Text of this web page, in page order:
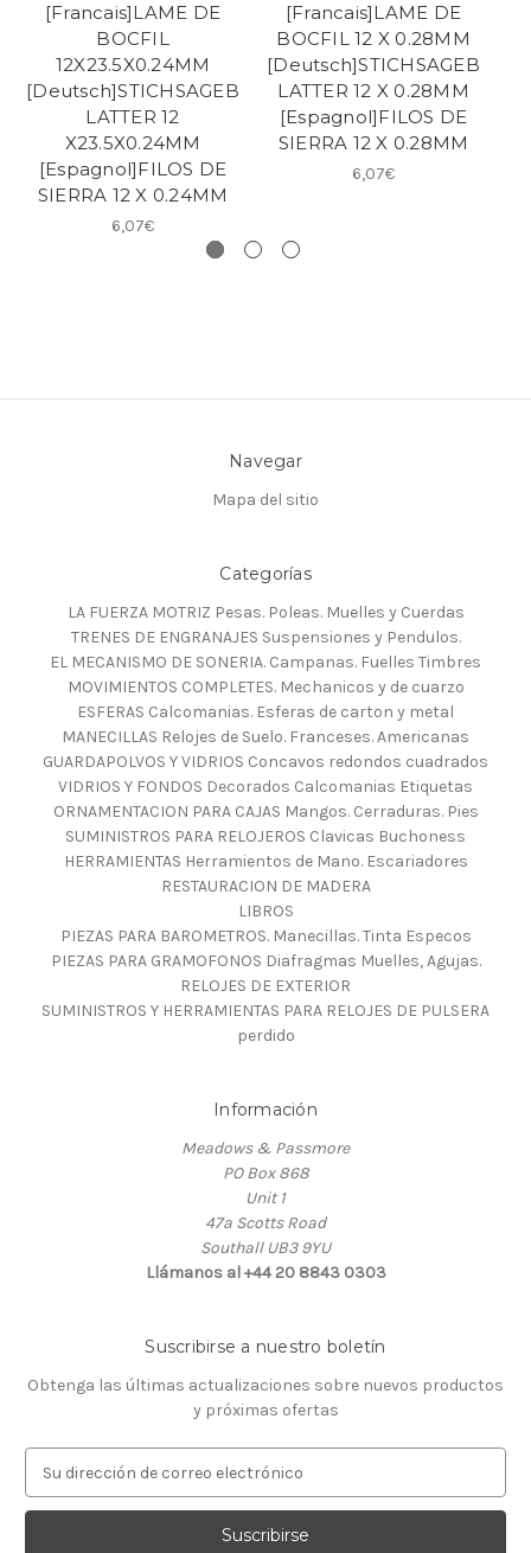
[Francais]LAME DE
BOCFIL
12X23.5X0.24MM
[Deutsch]STICHSAGEB
LATTER 12
X23.5X0.24MM
[Espagnol]FILOS DE
SIERRA 12 X 0.24MM
6,07€
[Francais]LAME DE
BOCFIL 12 X 0.28MM
[Deutsch]STICHSAGEB
LATTER 12 X 0.28MM
[Espagnol]FILOS DE
SIERRA 12 X 0.28MM
6,07€
Navegar
Mapa del sitio
Categorías
LA FUERZA MOTRIZ Pesas. Poleas. Muelles y Cuerdas
TRENES DE ENGRANAJES Suspensiones y Pendulos.
EL MECANISMO DE SONERIA. Campanas. Fuelles Timbres
MOVIMIENTOS COMPLETES. Mechanicos y de cuarzo
ESFERAS Calcomanias. Esferas de carton y metal
MANECILLAS Relojes de Suelo. Franceses. Americanas
GUARDAPOLVOS Y VIDRIOS Concavos redondos cuadrados
VIDRIOS Y FONDOS Decorados Calcomanias Etiquetas
ORNAMENTACION PARA CAJAS Mangos. Cerraduras. Pies
SUMINISTROS PARA RELOJEROS Clavicas Buchoness
HERRAMIENTAS Herramientos de Mano. Escariadores
RESTAURACION DE MADERA
LIBROS
PIEZAS PARA BAROMETROS. Manecillas. Tinta Especos
PIEZAS PARA GRAMOFONOS Diafragmas Muelles, Agujas.
RELOJES DE EXTERIOR
SUMINISTROS Y HERRAMIENTAS PARA RELOJES DE PULSERA
perdido
Información
Meadows & Passmore
PO Box 868
Unit 1
47a Scotts Road
Southall UB3 9YU
Llámanos al +44 20 8843 0303
Suscribirse a nuestro boletín
Obtenga las últimas actualizaciones sobre nuevos productos
y próximas ofertas
r